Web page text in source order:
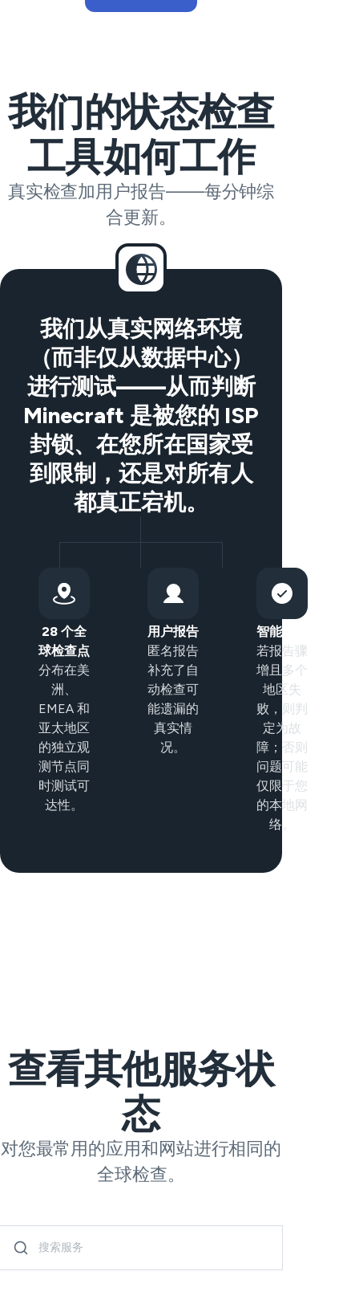
我们的状态检查
工具如何工作
真实检查加用户报告——每分钟综
合更新。
我们从真实网络环境
（而非仅从数据中心）
进行测试——从而判断
Minecraft 是被您的 ISP
封锁、在您所在国家受
到限制，还是对所有人
都真正宕机。
28 个全
球检查点
分布在美
洲、
EMEA 和
亚太地区
的独立观
测节点同
时测试可
达性。
用户报告
匿名报告
补充了自
动检查可
能遗漏的
真实情
况。
智能分类
若报告骤
增且多个
地区失
败，则判
定为故
障；否则
问题可能
仅限于您
的本地网
络。
查看其他服务状
态
对您最常用的应用和网站进行相同的
全球检查。